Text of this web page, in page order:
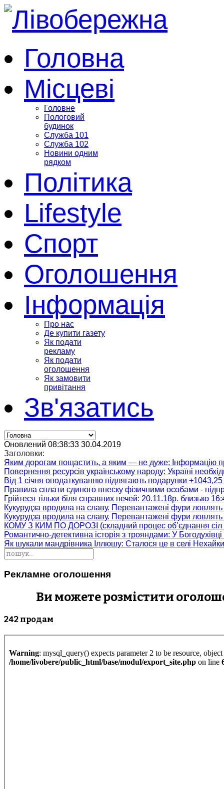
Головна
Місцеві
Головне
Пологовий
будинок
Служба 101
Служба 102
Новини одним
рядком
Політика
Lifestyle
Спорт
Оголошення
Інформація
Про нас
Де купити газету
Як подати
рекламу
Як подати
оголошення
Як замовити
привітання
Зв'язатись
Оновлений 08:38:33 30.04.2019
Заголовки:
Яким дорогам пощастить, а яким — не дуже: Інформацію
Повернення ресурсів українському народу: Україні
Від 1 січня оподаткуванню підлягають подарунки +1043,25
Правила сплати єдиного внеску фізичними особами -
Грійтеся тільки біля справних печей: 20.11.18р. близько
Кукурудза вродила на славу. Перевантажені фури
Кукурудза вродила на славу. Перевантажені фури
КОМУ З КИМ ПО ДОРОЗІ (складний процес об’єднання сіл
Романтично-детективна історія з трояндами: У
Як шукали мандрівника Іллюшу: Сталося це в селі
Рекламне оголошення
Ви можете розмістити
242 продам